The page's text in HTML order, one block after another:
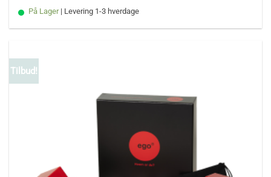
På Lager | Levering 1-3 hverdage
Tilbud!